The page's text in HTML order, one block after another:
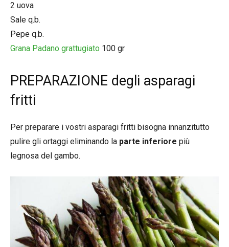
2 uova
Sale q.b.
Pepe q.b.
Grana Padano grattugiato 100 gr
PREPARAZIONE degli asparagi
fritti
Per preparare i vostri asparagi fritti bisogna innanzitutto
pulire gli ortaggi eliminando la parte inferiore più
legnosa del gambo.